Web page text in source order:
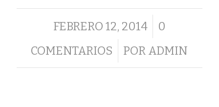
FEBRERO 12, 2014
/
0
COMENTARIOS
/ POR ADMIN